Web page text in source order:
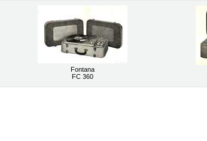
Fontana
FC 360